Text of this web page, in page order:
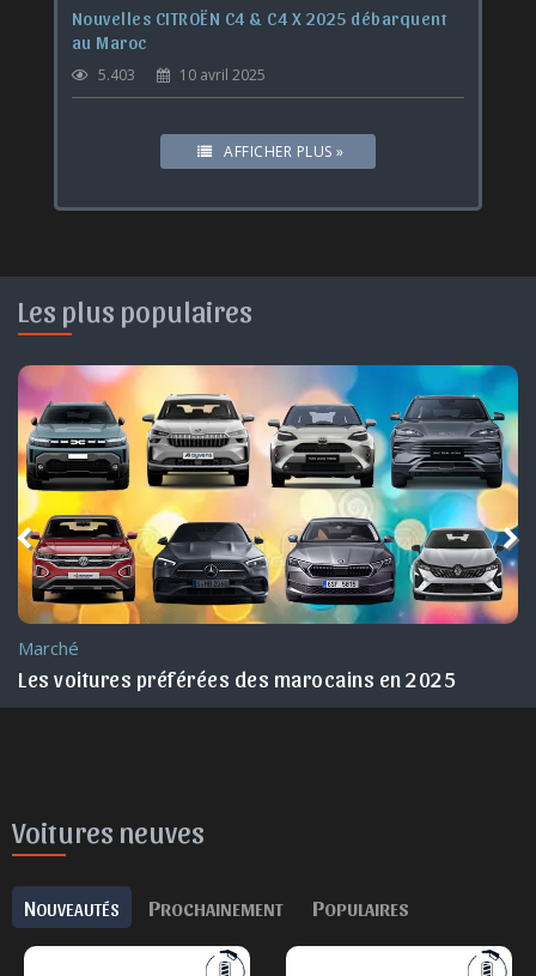
Nouvelles CITROËN C4 & C4 X 2025 débarquent
au Maroc
5.403 10 avril 2025
AFFICHER PLUS »
Les plus populaires
!
Marché
Les voitures préférées des marocains en 2025
Voitures neuves
NOUVEAUTÉS PROCHAINEMENT POPULAIRES